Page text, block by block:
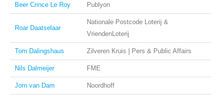
Beer Crince Le Roy Publyon
Roar Daatselaar
Nationale Postcode Loterij &
VriendenLoterij
Tom Dalingshaus Zilveren Kruis | Pers & Public Affairs
Nils Dalmeijer FME
Jorn van Dam Noordhoff